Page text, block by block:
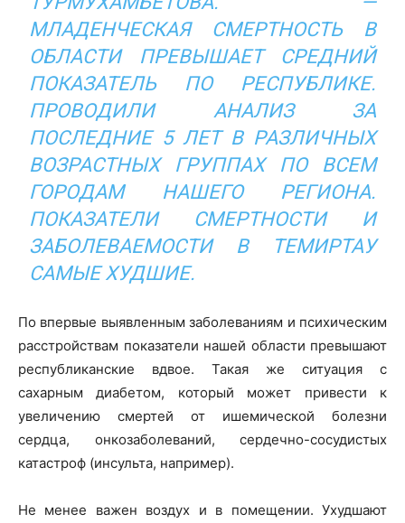
МЛАДЕНЧЕСКАЯ СМЕРТНОСТЬ В
ОБЛАСТИ ПРЕВЫШАЕТ СРЕДНИЙ
ПОКАЗАТЕЛЬ ПО РЕСПУБЛИКЕ.
ПРОВОДИЛИ АНАЛИЗ ЗА
ПОСЛЕДНИЕ 5 ЛЕТ В РАЗЛИЧНЫХ
ВОЗРАСТНЫХ ГРУППАХ ПО ВСЕМ
ГОРОДАМ НАШЕГО РЕГИОНА.
ПОКАЗАТЕЛИ СМЕРТНОСТИ И
ЗАБОЛЕВАЕМОСТИ В ТЕМИРТАУ
САМЫЕ ХУДШИЕ.
По впервые выявленным заболеваниям и психическим
расстройствам показатели нашей области превышают
республиканские вдвое. Такая же ситуация с
сахарным диабетом, который может привести к
увеличению смертей от ишемической болезни
сердца, онкозаболеваний, сердечно-сосудистых
катастроф (инсульта, например).
Не менее важен воздух и в помещении. Ухудшают